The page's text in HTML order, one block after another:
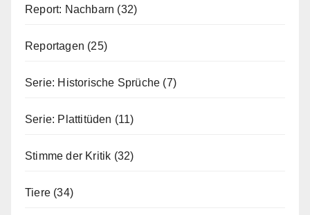
Report: Nachbarn (32)
Reportagen (25)
Serie: Historische Sprüche (7)
Serie: Plattitüden (11)
Stimme der Kritik (32)
Tiere (34)